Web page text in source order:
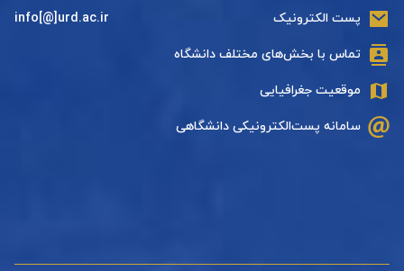
پست الکترونیک info[@]urd.ac.ir
تماس با بخش‌های مختلف دانشگاه
موقعیت جغرافیایی
سامانه پست‌الکترونیکی دانشگاهی